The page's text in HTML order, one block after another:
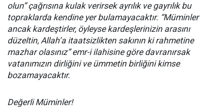
olun” çağrısına kulak verirsek ayrılık ve gayrılık bu
topraklarda kendine yer bulamayacaktır. “Müminler
ancak kardeştirler, öyleyse kardeşlerinizin arasını
düzeltin, Allah’a itaatsizlikten sakının ki rahmetine
mazhar olasınız” emr-i ilahisine göre davranırsak
vatanımızın dirliğini ve ümmetin birliğini kimse
bozamayacaktır.
Değerli Müminler!